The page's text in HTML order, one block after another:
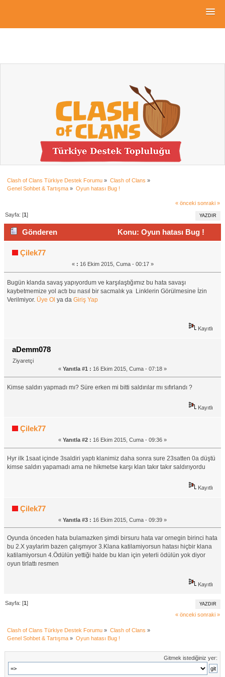
Clash of Clans Türkiye Destek Forumu » Clash of Clans »
Genel Sohbet & Tartışma » Oyun hatası Bug !
« önceki sonraki »
YAZDIR
Sayfa: [1]
Gönderen
Konu: Oyun hatası Bug !
(Okunma sayısı 1739 defa)
Çilek77
« : 16 Ekim 2015, Cuma - 00:17 »
Bugün klanda savaş yapıyordum ve karşılaştığımız bu hata savaşı
kaybetmemize yol actı bu nasıl bir sacmalık ya Linklerin Görülmesine İzin
Verilmiyor. Üye Ol ya daGiriş Yap
Kayıtlı
aDemm078
Ziyaretçi
« Yanıtla #1 : 16 Ekim 2015, Cuma - 07:18 »
Kimse saldırı yapmadı mı? Süre erken mi bitti saldırılar mı sıfırlandı ?
Kayıtlı
Çilek77
« Yanıtla #2 : 16 Ekim 2015, Cuma - 09:36 »
Hyr ilk 1saat içinde 3saldiri yaptı klanimiz daha sonra sure 23satten 0a düştü
kimse saldırı yapamadı ama ne hikmetse karşı klan takır takır saldırıyordu
Kayıtlı
Çilek77
« Yanıtla #3 : 16 Ekim 2015, Cuma - 09:39 »
Oyunda önceden hata bulamazken şimdi birsuru hata var ornegin birinci hata
bu 2.X yaylarim bazen çalışmıyor 3.Klana katilamiyorsun hatası hiçbir klana
katilamiyorsun 4.Ödülün yettiği halde bu klan için yeterli ödülün yok diyor
oyun tirlattı resmen
Kayıtlı
YAZDIR
Sayfa: [1]
« önceki sonraki »
Clash of Clans Türkiye Destek Forumu » Clash of Clans »
Genel Sohbet & Tartışma » Oyun hatası Bug !
Gitmek istediğiniz yer: